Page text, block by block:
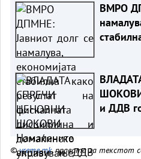
ВМРО
ШОКОВИ
и ДДВ
©vreme.mk, правата за текстот